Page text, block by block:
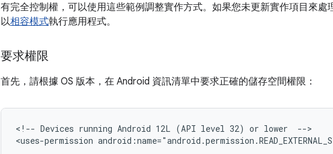
有完全控制權，可以使用這些範例調整實作方式。如果您未更新實作項目來處
以相容模式執行應用程式。
要求權限
首先，請根據 OS 版本，在 Android 資訊清單中要求正確的儲存空間權限：
<!-- Devices running Android 12L (API level 32) or lower
-->
<uses-permission